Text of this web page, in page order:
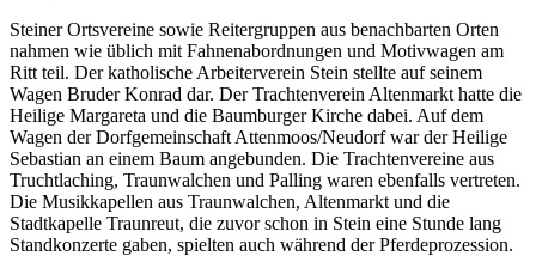
Steiner Ortsvereine sowie Reitergruppen aus benachbarten Orten
nahmen wie üblich mit Fahnenabordnungen und Motivwagen am
Ritt teil. Der katholische Arbeiterverein Stein stellte auf seinem
Wagen Bruder Konrad dar. Der Trachtenverein Altenmarkt hatte die
Heilige Margareta und die Baumburger Kirche dabei. Auf dem
Wagen der Dorfgemeinschaft Attenmoos/Neudorf war der Heilige
Sebastian an einem Baum angebunden. Die Trachtenvereine aus
Truchtlaching, Traunwalchen und Palling waren ebenfalls vertreten.
Die Musikkapellen aus Traunwalchen, Altenmarkt und die
Stadtkapelle Traunreut, die zuvor schon in Stein eine Stunde lang
Standkonzerte gaben, spielten auch während der Pferdeprozession.